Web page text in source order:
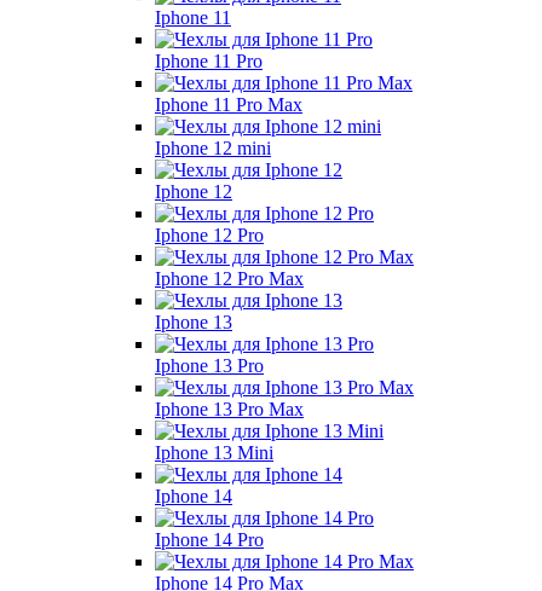
Iphone 11
Iphone 11 Pro
Iphone 11 Pro Max
Iphone 12 mini
Iphone 12
Iphone 12 Pro
Iphone 12 Pro Max
Iphone 13
Iphone 13 Pro
Iphone 13 Pro Max
Iphone 13 Mini
Iphone 14
Iphone 14 Pro
Iphone 14 Pro Max